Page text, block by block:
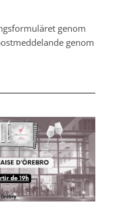
genom
genom